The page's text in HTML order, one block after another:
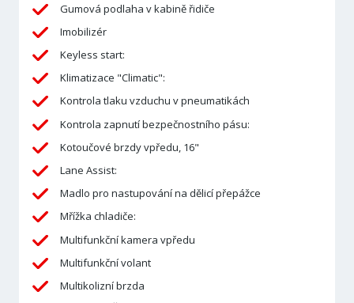
Gumová podlaha v kabině řidiče
Imobilizér
Keyless start:
Klimatizace "Climatic":
Kontrola tlaku vzduchu v pneumatikách
Kontrola zapnutí bezpečnostního pásu:
Kotoučové brzdy vpředu, 16"
Lane Assist:
Madlo pro nastupování na dělicí přepážce
Mřížka chladiče:
Multifunkční kamera vpředu
Multifunkční volant
Multikolizní brzda